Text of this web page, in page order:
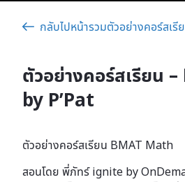
กลับไปหน้ารวมตัวอย่างคอร์สเรี
ตัวอย่างคอร์สเรียน
by P’Pat
ตัวอย่างคอร์สเรียน BMAT Math
สอนโดย พี่ภัทร์ ignite by